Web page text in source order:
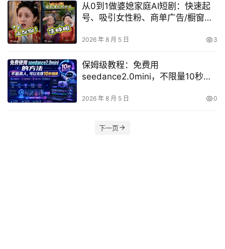
从0到1做婆媳家庭AI短剧：快速起
号、吸引女性粉、商单广告/橱窗带
2026 年 8 月 5 日 3
保姆级教程：免费用
seedance2.0mini，不限量10秒视
人）
2026 年 8 月 5 日 0
下一页